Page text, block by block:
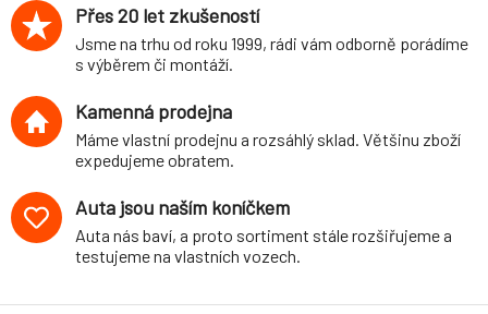
Přes 20 let zkušeností
Jsme na trhu od roku 1999, rádi vám odborně porádíme
s výběrem či montáží.
Kamenná prodejna
Máme vlastní prodejnu a rozsáhlý sklad. Většinu zboží
expedujeme obratem.
Auta jsou naším koníčkem
Auta nás baví, a proto sortiment stále rozšiřujeme a
testujeme na vlastních vozech.